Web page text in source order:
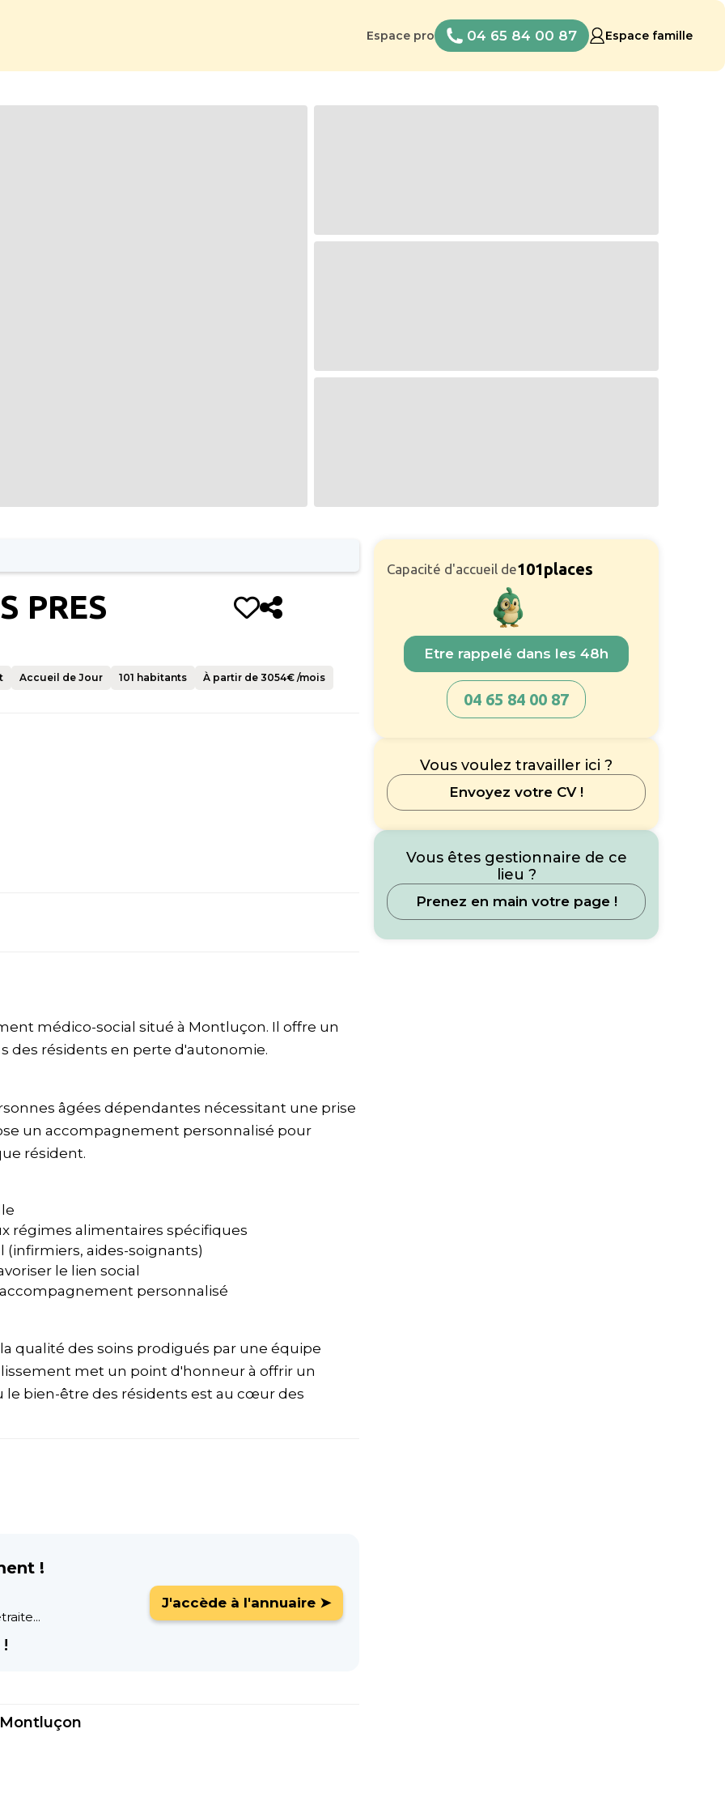
Espace pro 04 65 84 00 87 Espace famille
PRES
Accueil de Jour 101 habitants À partir de 3054€ /mois
médico-social situé à Montluçon. Il offre un
des résidents en perte d'autonomie.
âgées dépendantes nécessitant une prise
un accompagnement personnalisé pour
résident.
régimes alimentaires spécifiques
aides-soignants)
le lien social
personnalisé
qualité des soins prodigués par une équipe
met un point d'honneur à offrir un
bien-être des résidents est au cœur des
!
J'accède à l'annuaire ➤
Capacité d'accueil de101places
Etre rappelé dans les 48h
04 65 84 00 87
Vous voulez travailler ici ?
Envoyez votre CV !
Vous êtes gestionnaire de ce
lieu ?
Prenez en main votre page !